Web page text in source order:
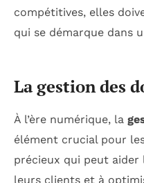
compétitives, elles
qui se démarque dans
La gestion des
À l’ère numérique, la
élément crucial pour
précieux qui peut
leurs clients et à